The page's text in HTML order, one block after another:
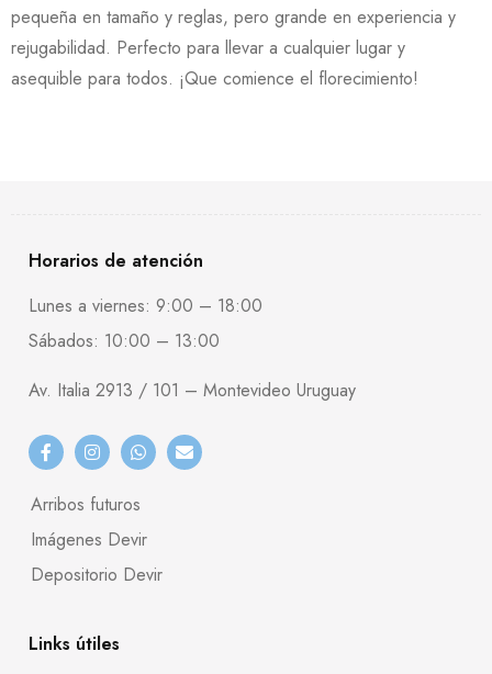
pequeña en tamaño y reglas, pero grande en experiencia y
rejugabilidad. Perfecto para llevar a cualquier lugar y
asequible para todos. ¡Que comience el florecimiento!
Horarios de atención
Lunes a viernes: 9:00 – 18:00
Sábados: 10:00 – 13:00
Av. Italia 2913 / 101 – Montevideo Uruguay
Arribos futuros
Imágenes Devir
Depositorio Devir
Links útiles